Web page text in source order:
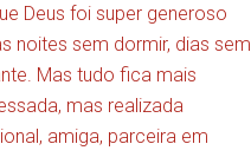
Deus foi super generoso
noites sem dormir, dias sem
Mas tudo fica mais
mas realizada
amiga, parceira em